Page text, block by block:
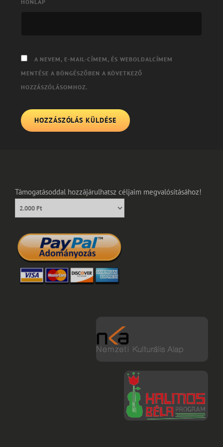
HONLAP
A NEVEM, E-MAIL-CÍMEM, ÉS WEBOLDALCÍMEM
MENTÉSE A BÖNGÉSZŐBEN A KÖVETKEZŐ
HOZZÁSZÓLÁSOMHOZ.
Támogatásoddal hozzájárulhatsz céljaim megvalósításához!